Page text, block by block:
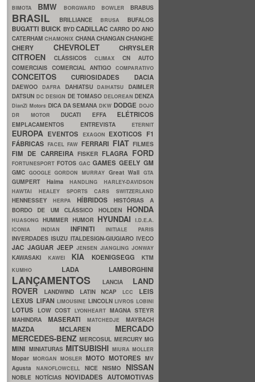
BIMOTA BMW BORGWARD BOWLER BRABUS
BRASIL BRILLIANCE BRUSA BUFALOS
BUGATTI BUICK BYDCADILLACCARRO DO ANO
CATERHAMCHAMONIX CHANACHANGANCHANGHE
CHERY CHEVROLET CHRYSLER
CITROEN CLÁSSICOS CLIMAX CN AUTO
COMERCIAIS COMERCIAL ANTIGOCOMPARATIVO
CONCEITOS CURIOSIDADES DACIA
DAEWOO DAFRA DAHIATSU DAIHATSU DAIMLER
DATSUN DC DESIGN DE TOMASO DELOREAN DENZA
DianZi Motors DICA DA SEMANA DKW DODGE DOJO
DR MOTOR DUCATI EFFA ELÉTRICOS
EMPLACAMENTOS ENTREVISTA ETERNIT
EUROPA EVENTOS EXAGON EXOTICOS F1
FÁBRICASFACELFAW FERRARI FIAT FILMES
FIM DE CARREIRA FISKER FLAGRA FORD
FORTUNESPORT FOTOS GACGAMESGEELYGM
GMC GOOGLEGORDON MURRAY Great WallGTA
GUMPERT HaimaHANDLINGHARLEY-DAVIDSON
HAWTAI HEALEY SPORTS CARS SWITZERLAND
HENNESSEY HERPA HÍBRIDOSHISTÓRIAS A
BORDO DE UM CLÁSSICO HOLDEN HONDA
HUASONGHUMMER HUMOR HYUNDAI I.D.E.A.
ICONIA INDIAN INFINITIINITIALE PARIS
INVERDADESISUZU ITALDESIGN-GIUGIAROIVECO
JAC JAGUAR JEEPJENSENJIANGLINGJONWAY
KAWASAKI KAWEI KIA KOENIGSEGG KTM
KUMHO LADA LAMBORGHINI
LANÇAMENTOS LANCIA LAND
ROVER
LANDWIND LATIN NCAP LCC LEIS
LEXUS LIFAN LIMOUSINE LINCOLN LIVROS LOBINI
LOTUS LOW COST LYONHEART MAGNA STEYR
MAHINDRA MASERATIMATCHEDJEMAYBACH
MAZDA MCLAREN MERCADO
MERCEDES-BENZMERCOSUL MERCURYMG
MINI MINIATURAS MITSUBISHI MIURA MOLLER
Mopar MORGAN MOSLER MOTO MOTORES MV
Agusta NANOFLOWCELL NICENISMO NISSAN
NOBLE NOTÍCIAS NOVIDADES AUTOMOTIVAS